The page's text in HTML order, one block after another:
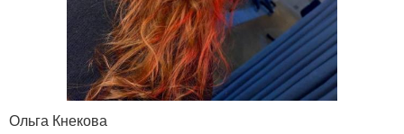
Ольга Кнекова